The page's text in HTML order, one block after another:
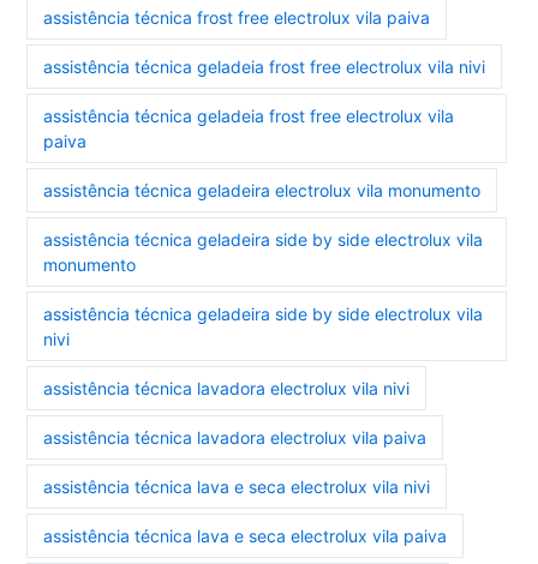
assistência técnica frost free electrolux vila paiva
assistência técnica geladeia frost free electrolux vila nivi
assistência técnica geladeia frost free electrolux vila
paiva
assistência técnica geladeira electrolux vila monumento
assistência técnica geladeira side by side electrolux vila
monumento
assistência técnica geladeira side by side electrolux vila
nivi
assistência técnica lavadora electrolux vila nivi
assistência técnica lavadora electrolux vila paiva
assistência técnica lava e seca electrolux vila nivi
assistência técnica lava e seca electrolux vila paiva